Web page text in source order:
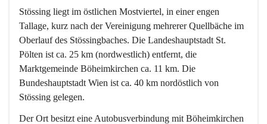
Stössing liegt im östlichen Mostviertel, in einer engen
Tallage, kurz nach der Vereinigung mehrerer Quellbäche im
Oberlauf des Stössingbaches. Die Landeshauptstadt St.
Pölten ist ca. 25 km (nordwestlich) entfernt, die
Marktgemeinde Böheimkirchen ca. 11 km. Die
Bundeshauptstadt Wien ist ca. 40 km nordöstlich von
Stössing gelegen.
Der Ort besitzt eine Autobusverbindung mit Böheimkirchen